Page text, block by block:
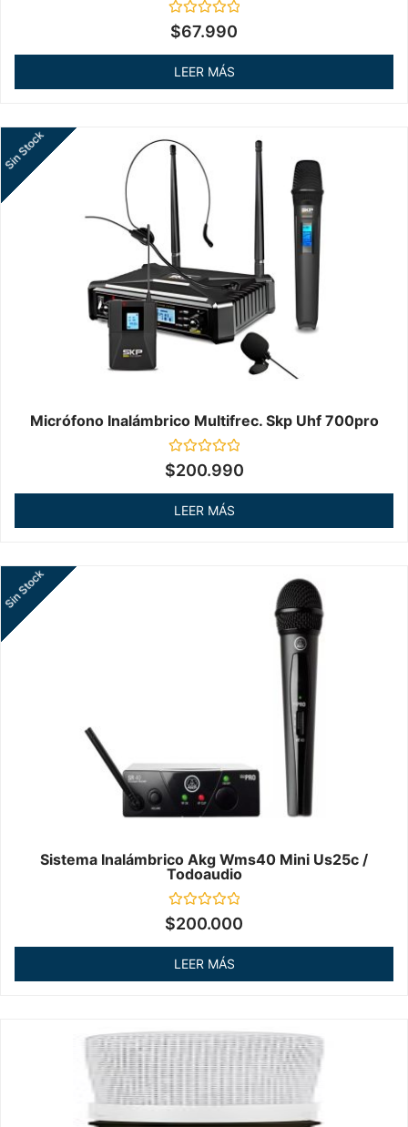
Valorado
en
$67.990
LEER MÁS
Micrófono Inalámbrico Multifrec. Skp Uhf 700pro
Valorado
en
Sin Stock
$200.990
LEER MÁS
Sistema Inalámbrico Akg Wms40 Mini Us25c /
Todoaudio
Valorado
en
Sin Stock
$200.000
LEER MÁS